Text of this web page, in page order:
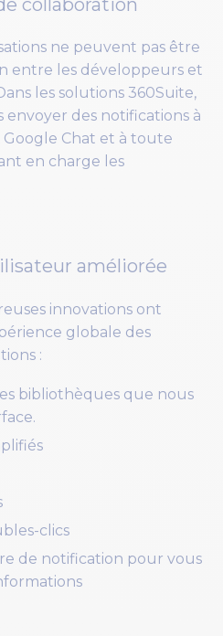
ne peuvent pas être
entre les développeurs et
les solutions 360Suite,
envoyer des notifications à
Google Chat et à toute
en charge les
améliorée
innovations ont
globale des
:
bibliothèques que nous
clics
de notification pour vous